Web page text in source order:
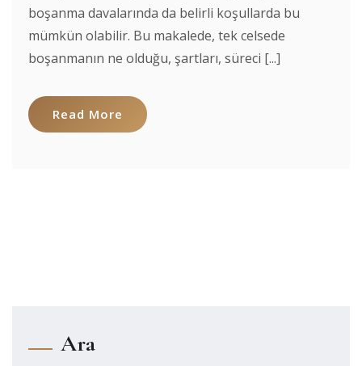
boşanma davalarında da belirli koşullarda bu
mümkün olabilir. Bu makalede, tek celsede
boşanmanın ne olduğu, şartları, süreci [...]
Read More
Ara